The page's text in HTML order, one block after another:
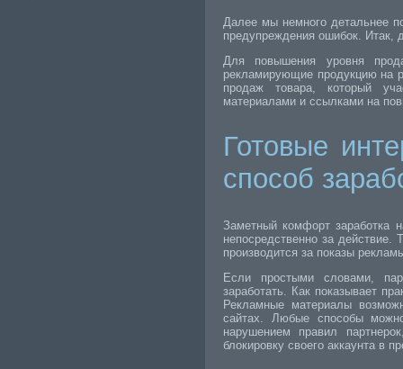
Далее мы немного детальнее
предупреждения ошибок. Итак,
Для повышения уровня
рекламирующие продукцию на
продаж товара, который
материалами и ссылками на
Готовые
способ
Заметный комфорт заработка
непосредственно за
производится за показы
Если простыми словами,
заработать. Как показывает
Рекламные материалы
сайтах. Любые способы
нарушением правил
блокировку своего аккаунта в